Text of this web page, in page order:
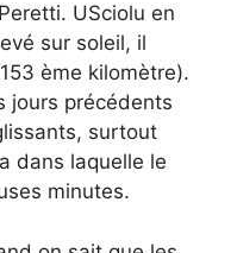
USciolu en
sur soleil, il
ème kilomètre).
jours précédents
surtout
dans laquelle le
minutes.